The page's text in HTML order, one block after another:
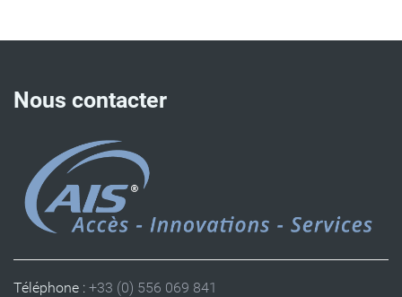
Nous contacter
Téléphone : +33 (0) 556 069 841